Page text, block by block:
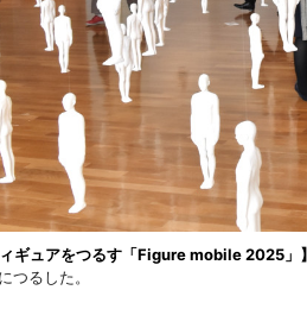
ギュアをつるす「Figure mobile 2025」】
つるした。